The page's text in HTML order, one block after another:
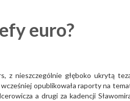
euro?
z nieszczególnie głęboko ukrytą
wcześniej opublikowała raporty na
a drugi za kadencji